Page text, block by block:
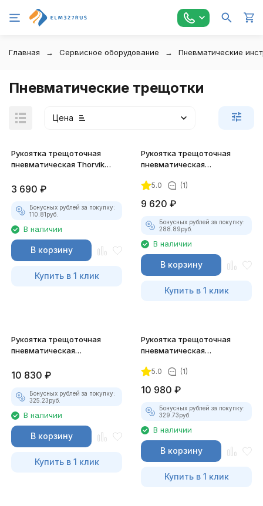
Главная Сервисное оборудование Пневматические
Пневматические трещотки
Цена
Рукоятка трещоточная
пневматическая Thorvik
3 690 ₽
Бонусных рублей за покупку:
110.81руб.
В наличии
В корзину
Купить в 1 клик
Рукоятка трещоточная
пневматическая
JAR-6313 3/8"DR
5.0 (1)
9 620 ₽
Бонусных рублей за покупку:
288.89руб.
В наличии
В корзину
Купить в 1 клик
Рукоятка трещоточная
пневматическая
JAR-1013 3/8"DR
10 830 ₽
Бонусных рублей за покупку:
325.23руб.
В наличии
В корзину
Купить в 1 клик
Рукоятка трещoточная
пневматическая
JAR-1012 1/4"DR
5.0 (1)
10 980 ₽
Бонусных рублей за покупку:
329.73руб.
В наличии
В корзину
Купить в 1 клик